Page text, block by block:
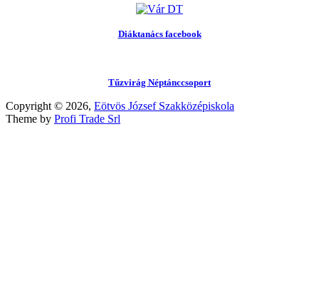
Diáktanács facebook
Tűzvirág Néptánccsoport
Copyright © 2026, Eötvös József Szakközépiskola
Theme by Profi Trade Srl